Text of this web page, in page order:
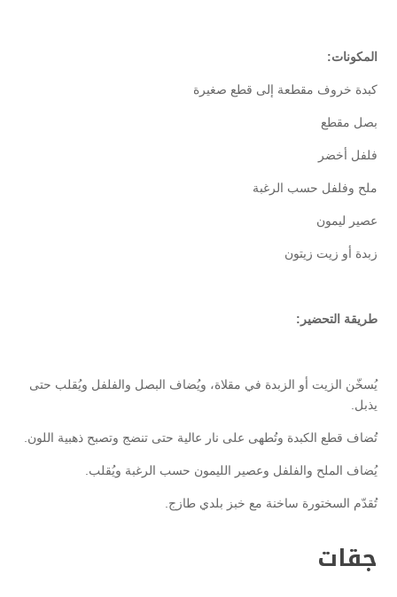
المكونات:
كبدة خروف مقطعة إلى قطع صغيرة
بصل مقطع
فلفل أخضر
ملح وفلفل حسب الرغبة
عصير ليمون
زبدة أو زيت زيتون
طريقة التحضير:
يُسخّن الزيت أو الزبدة في مقلاة، ويُضاف البصل والفلفل ويُقلب حتى
يذبل.
تُضاف قطع الكبدة وتُطهى على نار عالية حتى تنضج وتصبح ذهبية اللون.
يُضاف الملح والفلفل وعصير الليمون حسب الرغبة ويُقلب.
تُقدّم السختورة ساخنة مع خبز بلدي طازج.
جقات